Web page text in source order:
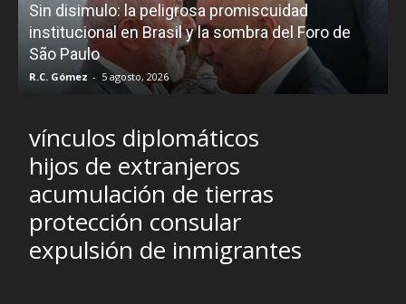
Sin disimulo: la peligrosa promiscuidad
institucional en Brasil y la sombra del Foro de
São Paulo
R.C. Gómez - 5 agosto, 2026
vínculos diplomáticos
hijos de extranjeros
acumulación de tierras
protección consular
expulsión de inmigrantes